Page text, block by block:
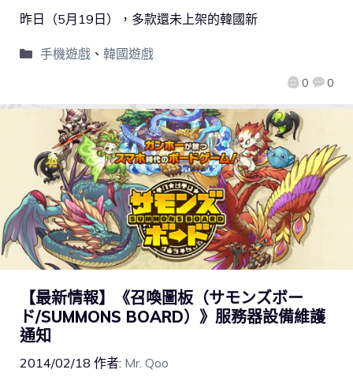
0 0
昨日（5月19日），多款還未上架的韓國新
手機遊戲、 韓國遊戲
【最新情報】《召喚圖板（サモンズボー
ド/SUMMONS BOARD）》服務器設備維護
通知
2014/02/18 作者: Mr. Qoo